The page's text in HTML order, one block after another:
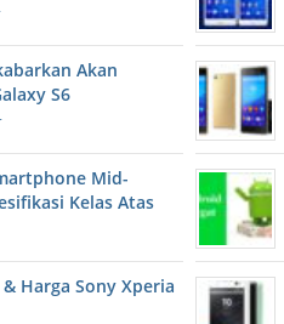
Akan
S6
Mid-
Kelas Atas
Harga Sony Xperia